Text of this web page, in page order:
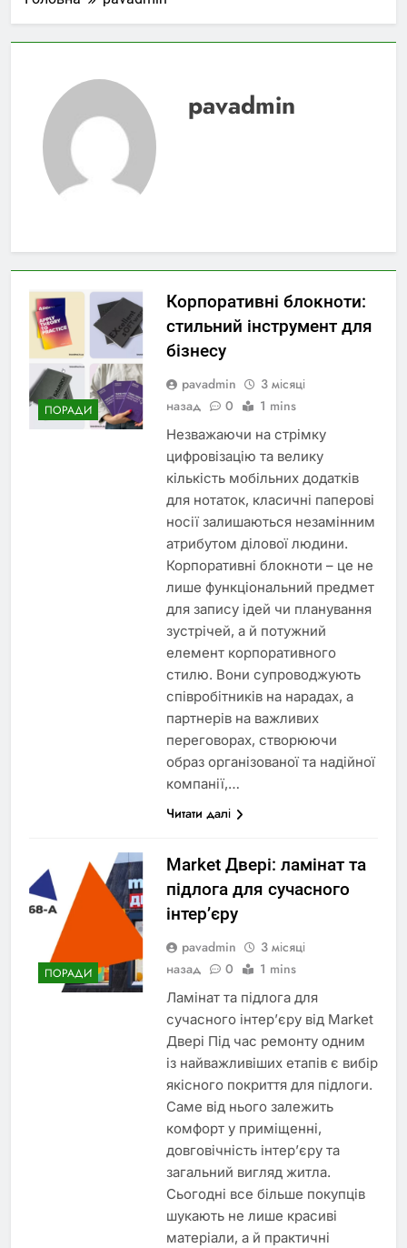
pavadmin
ПОРАДИ
Корпоративні блокноти:
стильний інструмент для
бізнесу
pavadmin
3 місяці
назад
0 1 mins
Незважаючи на стрімку
цифровізацію та велику
кількість мобільних додатків
для нотаток, класичні паперові
носії залишаються незамінним
атрибутом ділової людини.
Корпоративні блокноти – це не
лише функціональний предмет
для запису ідей чи планування
зустрічей, а й потужний
елемент корпоративного
стилю. Вони супроводжують
співробітників на нарадах, а
партнерів на важливих
переговорах, створюючи
образ організованої та надійної
компанії,…
Читати далі
ПОРАДИ
Market Двері: ламінат та
підлога для сучасного
інтер’єру
pavadmin
3 місяці
назад
0 1 mins
Ламінат та підлога для
сучасного інтер’єру від Market
Двері Під час ремонту одним
із найважливіших етапів є вибір
якісного покриття для підлоги.
Саме від нього залежить
комфорт у приміщенні,
довговічність інтер’єру та
загальний вигляд житла.
Сьогодні все більше покупців
шукають не лише красиві
матеріали, а й практичні